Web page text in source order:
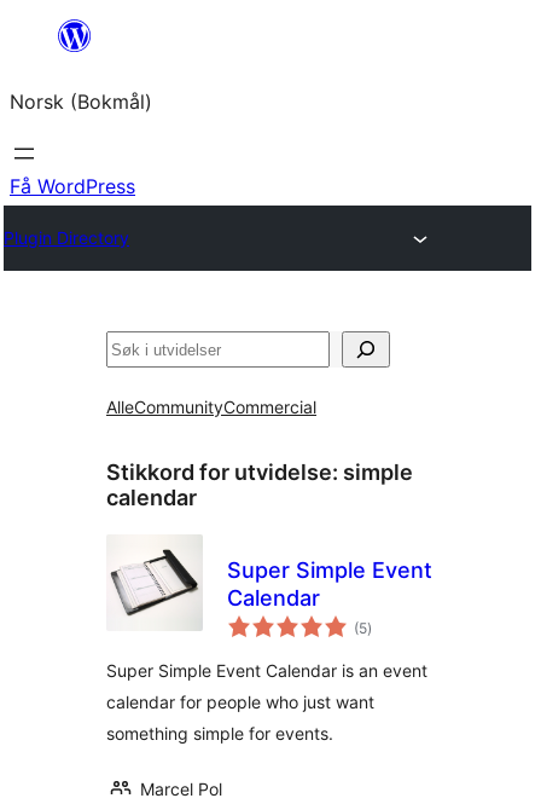
Hopp
innhold
Norsk (Bokmål)
Få WordPress
Plugin Directory
Søk
AlleCommunityCommercial
Stikkord for utvidelse: simple
calendar
Super Simple Event
Calendar
(5totale
vurderinger
)
Super Simple Event Calendar is an event
calendar for people who just want
something simple for events.
Marcel Pol